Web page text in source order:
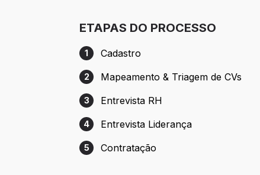
ETAPAS DO PROCESSO
Etapa 1: Cadastro
1 Cadastro
Etapa 2: Mapeamento & Triagem de CVs
2 Mapeamento & Triagem de CVs
Etapa 3: Entrevista RH
3 Entrevista RH
Etapa 4: Entrevista Liderança
4 Entrevista Liderança
Etapa 5: Contratação
5 Contratação